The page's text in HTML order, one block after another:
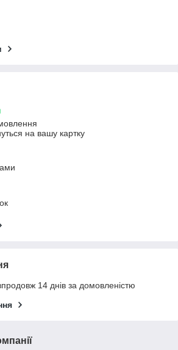
на вашу картку
14 днів за домовленістю